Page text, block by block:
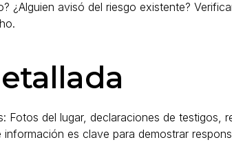
¿Alguien avisó del riesgo existente?
Fotos del lugar, declaraciones de testigos,
es clave para demostrar